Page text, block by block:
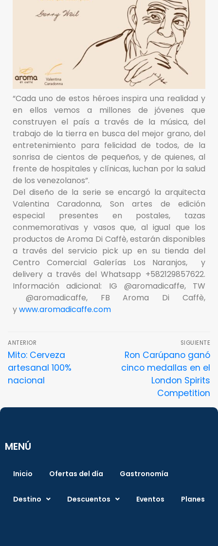
“Cada uno de estos héroes inspira una realidad y
en ellos vemos a millones de jóvenes que
construyen el país a través de la música, del
trabajo de la tierra en busca del mejor grano, del
entretenimiento para felicidad de todos, de la
sonrisa de cientos de pequeños, y de quienes, al
frente de hospitales y clínicas, luchan por la salud
de los venezolanos”.
Del diseño de la serie se encargó la arquitecta
Valentina Caradonna, Son artes de edición
especial presentes en postales, tazas
conmemorativas y vasos que, al igual que los
productos de Aroma Di Caffè, estarán disponibles
a través del servicio pick up en su tienda del
Centro Comercial Galerías Los Naranjos, y
delivery a través del Whatsapp +582129857622.
Información adicional: IG @aromadicaffe, TW
@aromadicaffe, FB Aroma Di Caffè,
ywww.aromadicaffe.com
ANTERIOR
Mito: Cerveza
artesanal 100%
nacional
SIGUIENTE
Ron Carúpano ganó
cinco medallas en el
London Spirits
Competition
MENÚ
Inicio Ofertas del día Gastronomía
Destino Descuentos Eventos Planes